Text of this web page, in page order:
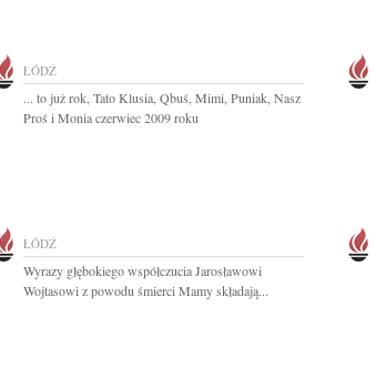
ŁÓDŹ
... to już rok, Tato Klusia, Qbuś, Mimi, Puniak, Nasz
Proś i Monia czerwiec 2009 roku
ŁÓDŹ
Wyrazy głębokiego współczucia Jarosławowi
Wojtasowi z powodu śmierci Mamy składają...